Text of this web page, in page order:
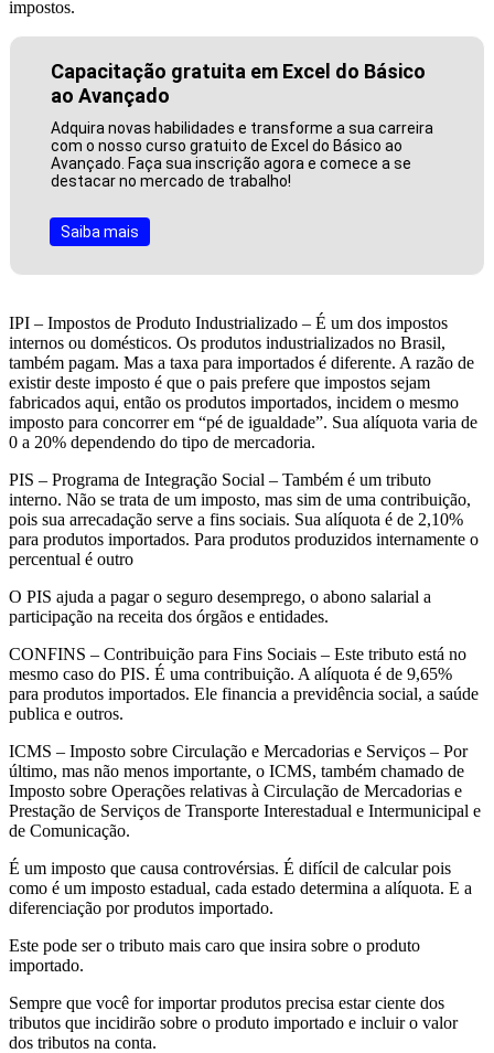
impostos.
Capacitação gratuita em Excel do Básico
ao Avançado
Adquira novas habilidades e transforme a sua carreira
com o nosso curso gratuito de Excel do Básico ao
Avançado. Faça sua inscrição agora e comece a se
destacar no mercado de trabalho!
Saiba mais
IPI – Impostos de Produto Industrializado – É um dos impostos
internos ou domésticos. Os produtos industrializados no Brasil,
também pagam. Mas a taxa para importados é diferente. A razão de
existir deste imposto é que o pais prefere que impostos sejam
fabricados aqui, então os produtos importados, incidem o mesmo
imposto para concorrer em “pé de igualdade”. Sua alíquota varia de
0 a 20% dependendo do tipo de mercadoria.
PIS – Programa de Integração Social – Também é um tributo
interno. Não se trata de um imposto, mas sim de uma contribuição,
pois sua arrecadação serve a fins sociais. Sua alíquota é de 2,10%
para produtos importados. Para produtos produzidos internamente o
percentual é outro
O PIS ajuda a pagar o seguro desemprego, o abono salarial a
participação na receita dos órgãos e entidades.
CONFINS – Contribuição para Fins Sociais – Este tributo está no
mesmo caso do PIS. É uma contribuição. A alíquota é de 9,65%
para produtos importados. Ele financia a previdência social, a saúde
publica e outros.
ICMS – Imposto sobre Circulação e Mercadorias e Serviços – Por
último, mas não menos importante, o ICMS, também chamado de
Imposto sobre Operações relativas à Circulação de Mercadorias e
Prestação de Serviços de Transporte Interestadual e Intermunicipal e
de Comunicação.
É um imposto que causa controvérsias. É difícil de calcular pois
como é um imposto estadual, cada estado determina a alíquota. E a
diferenciação por produtos importado.
Este pode ser o tributo mais caro que insira sobre o produto
importado.
Sempre que você for importar produtos precisa estar ciente dos
tributos que incidirão sobre o produto importado e incluir o valor
dos tributos na conta.